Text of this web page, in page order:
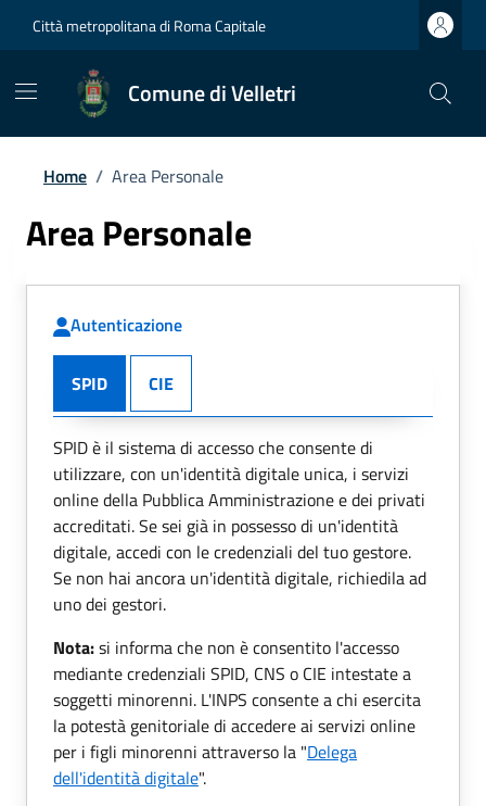
Città metropolitana di Roma Capitale
Comune di Velletri
Home / Area Personale
Area Personale
Autenticazione
SPID CIE
SPID è il sistema di accesso che consente di
utilizzare, con un'identità digitale unica, i servizi
online della Pubblica Amministrazione e dei privati
accreditati. Se sei già in possesso di un'identità
digitale, accedi con le credenziali del tuo gestore.
Se non hai ancora un'identità digitale, richiedila ad
uno dei gestori.
Nota:si informa che non è consentito l'accesso
mediante credenziali SPID, CNS o CIE intestate a
soggetti minorenni. L'INPS consente a chi esercita
la potestà genitoriale di accedere ai servizi online
per i figli minorenni attraverso la "Delega
dell'identità digitale".